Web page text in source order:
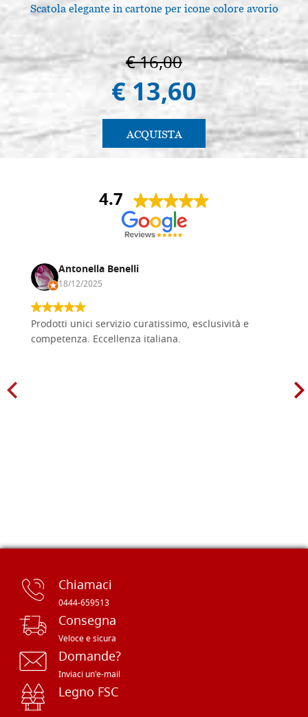
Scatola elegante in cartone per icone colore avorio
€ 16,00
€ 13,60
ACQUISTA
4.7
Antonella Benelli
18/12/2025
Prodotti unici servizio curatissimo, esclusività e
competenza. Eccellenza italiana.
Chiamaci
0444-659513
Consegna
Veloce e sicura
Domande?
Inviaci un'e-mail
Legno FSC